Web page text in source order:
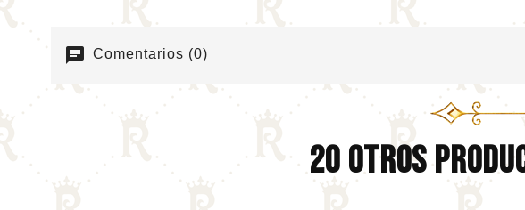
chat Comentarios (0)
20 Otros